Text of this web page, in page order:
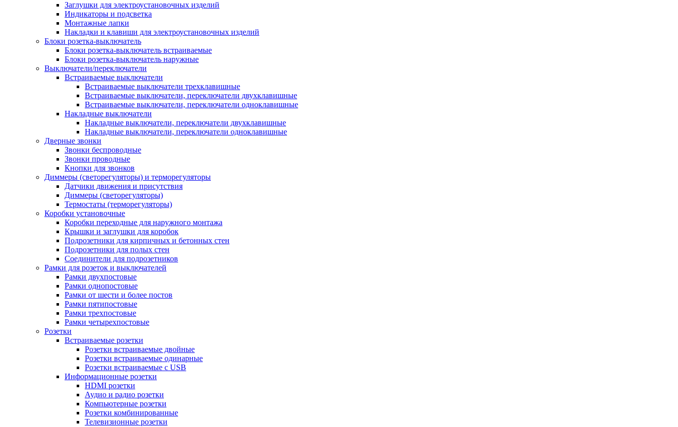
Заглушки для электроустановочных изделий
Индикаторы и подсветка
Монтажные лапки
Накладки и клавиши для электроустановочных изделий
Блоки розетка-выключатель
Блоки розетка-выключатель встраиваемые
Блоки розетка-выключатель наружные
Выключатели/переключатели
Встраиваемые выключатели
Встраиваемые выключатели трехклавишные
Встраиваемые выключатели, переключатели двухклавишные
Встраиваемые выключатели, переключатели одноклавишные
Накладные выключатели
Накладные выключатели, переключатели двухклавишные
Накладные выключатели, переключатели одноклавишные
Дверные звонки
Звонки беспроводные
Звонки проводные
Кнопки для звонков
Диммеры (светорегуляторы) и терморегуляторы
Датчики движения и присутствия
Диммеры (светорегуляторы)
Термостаты (терморегуляторы)
Коробки установочные
Коробки переходные для наружного монтажа
Крышки и заглушки для коробок
Подрозетники для кирпичных и бетонных стен
Подрозетники для полых стен
Соединители для подрозетников
Рамки для розеток и выключателей
Рамки двухпостовые
Рамки однопостовые
Рамки от шести и более постов
Рамки пятипостовые
Рамки трехпостовые
Рамки четырехпостовые
Розетки
Встраиваемые розетки
Розетки встраиваемые двойные
Розетки встраиваемые одинарные
Розетки встраиваемые с USB
Информационные розетки
HDMI розетки
Аудио и радио розетки
Компьютерные розетки
Розетки комбинированные
Телевизионные розетки